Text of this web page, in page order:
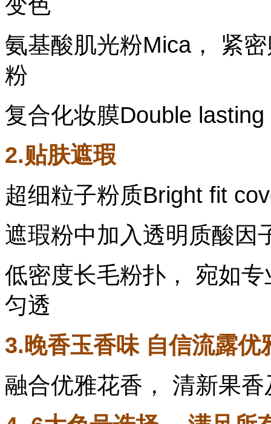
氨基酸肌光粉Mica， 紧
粉
复合化妆膜Double
2.贴肤遮瑕
超细粒子粉质Bright fit
遮瑕粉中加入透明质酸因
低密度长毛粉扑， 宛如
匀透
3.晚香玉香味 自信流露优
融合优雅花香， 清新果